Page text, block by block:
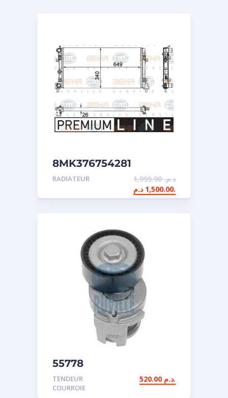
8MK376754281
RADIATEUR 1,995.90د.م.
1,500.00د.م.
55778
TENDEUR
COURROIE
520.00 د.م.